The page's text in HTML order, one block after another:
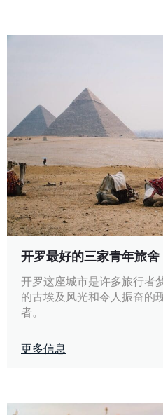
开罗最好的三家青年旅舍
开罗这座城市是许多旅行者
的古埃及风光和令人振奋的
者。
更多信息